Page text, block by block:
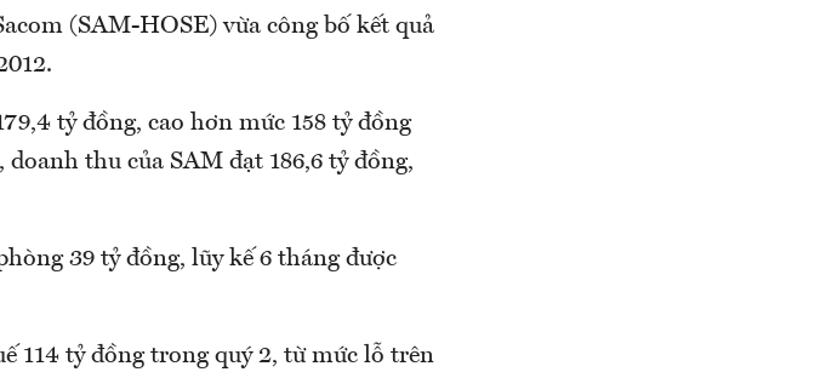
(SAM-HOSE) vừa công bố kết quả
tỷ đồng, cao hơn mức 158 tỷ đồng
thu của SAM đạt 186,6 tỷ đồng,
39 tỷ đồng, lũy kế 6 tháng được
114 tỷ đồng trong quý 2, từ mức lỗ trên